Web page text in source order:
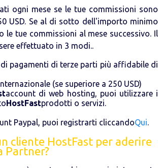
ogni mese se le tue commissioni sono
USD. Se al di sotto dell'importo minimo
le tue commissioni al mese successivo. Il
effettuato in 3 modi..
pagamenti di terze parti più affidabile di
(se superiore a 250 USD)
account di web hosting, puoi utilizzare i
HostFastprodotti o servizi.
Paypal, puoi registrarti cliccandoQui.
cliente HostFast per aderire
Partner?